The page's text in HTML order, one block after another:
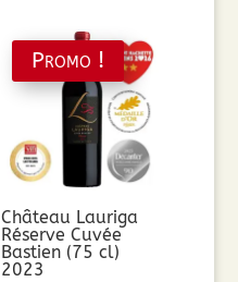
Promo !
Château Lauriga
Réserve Cuvée
Bastien (75 cl)
2023